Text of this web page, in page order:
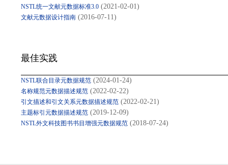
NSTL统一文献元数据标准3.0 (2021-02-01)
文献元数据设计指南 (2016-07-11)
最佳实践
NSTL联合目录元数据规范 (2024-01-24)
名称规范元数据描述规范 (2022-02-22)
引文描述和引文关系元数据描述规范 (2022-02-21)
主题标引元数据描述规范 (2019-12-09)
NSTL外文科技图书书目增强元数据规范 (2018-07-24)